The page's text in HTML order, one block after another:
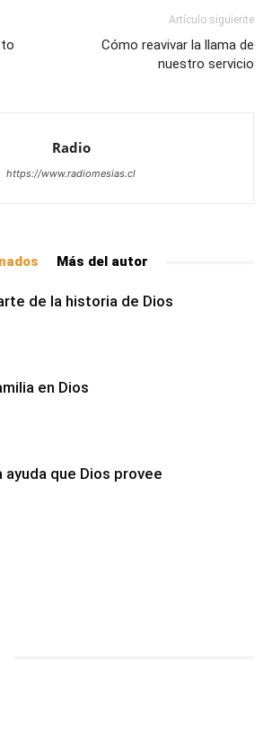
Artículo siguiente
Cómo reavivar la llama de
nuestro servicio
Radio
https://www.radiomesias.cl
Más del autor
de la historia de Dios
en Dios
ayuda que Dios provee